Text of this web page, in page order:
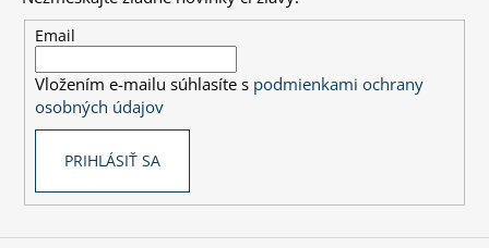
Email
Vložením e-mailu súhlasíte s podmienkami ochrany
osobných údajov
PRIHLÁSIŤ SA